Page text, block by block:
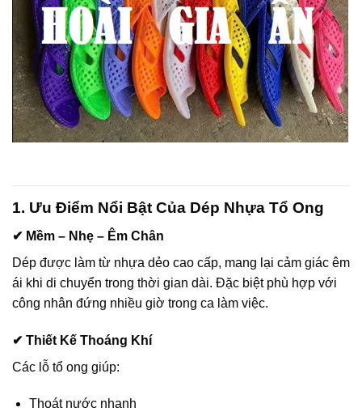
1. Ưu Điểm Nổi Bật Của Dép Nhựa Tổ Ong
✔ Mềm – Nhẹ – Êm Chân
Dép được làm từ nhựa dẻo cao cấp, mang lại cảm giác êm
ái khi di chuyển trong thời gian dài. Đặc biệt phù hợp với
công nhân đứng nhiều giờ trong ca làm việc.
✔ Thiết Kế Thoáng Khí
Các lỗ tổ ong giúp:
Thoát nước nhanh